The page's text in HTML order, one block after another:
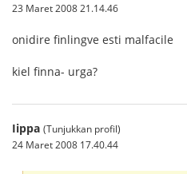
23 Maret 2008 21.14.46
onidire finlingve esti malfacile
kiel finna- urga?
Iippa (Tunjukkan profil)
24 Maret 2008 17.40.44